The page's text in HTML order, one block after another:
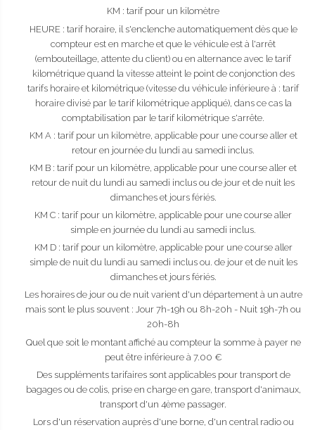
KM : tarif pour un kilomètre
HEURE : tarif horaire, il s'enclenche automatiquement dès que le
compteur est en marche et que le véhicule est à l'arrêt
(embouteillage, attente du client) ou en alternance avec le tarif
kilométrique quand la vitesse atteint le point de conjonction des
tarifs horaire et kilométrique (vitesse du véhicule inférieure à : tarif
horaire divisé par le tarif kilométrique appliqué), dans ce cas la
comptabilisation par le tarif kilométrique s'arrête.
KM A : tarif pour un kilomètre, applicable pour une course aller et
retour en journée du lundi au samedi inclus.
KM B : tarif pour un kilomètre, applicable pour une course aller et
retour de nuit du lundi au samedi inclus ou de jour et de nuit les
dimanches et jours fériés.
KM C : tarif pour un kilomètre, applicable pour une course aller
simple en journée du lundi au samedi inclus.
KM D : tarif pour un kilomètre, applicable pour une course aller
simple de nuit du lundi au samedi inclus ou. de jour et de nuit les
dimanches et jours fériés.
Les horaires de jour ou de nuit varient d'un département à un autre
mais sont le plus souvent : Jour 7h-19h ou 8h-20h - Nuit 19h-7h ou
20h-8h
Quel que soit le montant affiché au compteur la somme à payer ne
peut être inférieure à 7.00 €
Des suppléments tarifaires sont applicables pour transport de
bagages ou de colis, prise en charge en gare, transport d'animaux,
transport d'un 4ème passager.
Lors d'un réservation auprès d'une borne, d'un central radio ou